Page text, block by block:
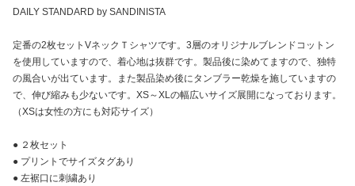
DAILY STANDARD by SANDINISTA
定番の2枚セットVネックＴシャツです。3層のオリジナルブレンドコットン
を使用していますので、着心地は抜群です。製品後に染めてますので、独特
の風合いが出ています。また製品染め後にタンブラー乾燥を施していますの
で、伸び縮みも少ないです。XS～XLの幅広いサイズ展開になっております。
（XSは女性の方にも対応サイズ）
● ２枚セット
● プリントでサイズタグあり
● 左裾口に刺繍あり